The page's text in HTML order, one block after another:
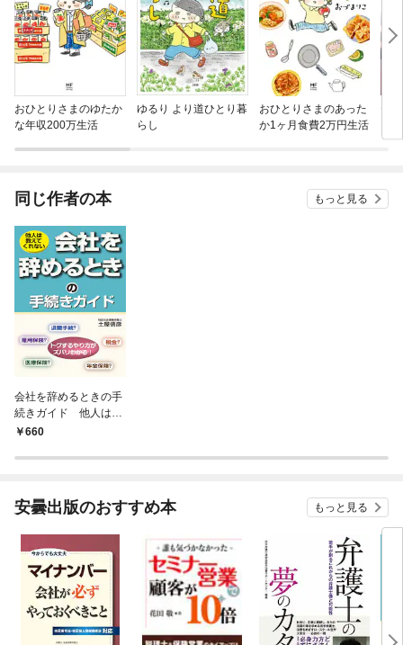
おひとりさまのゆたか
な年収200万生活
ゆるり より道ひとり暮
らし
おひとりさまのあった
か1ヶ月食費2万円生活
セ
同じ作者の本 もっと見る
会社を辞めるときの手
続きガイド 他人は教
えてくれない
660
安曇出版のおすすめ本 もっと見る